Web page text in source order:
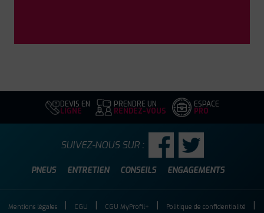
DEVIS EN
LIGNE
PRENDRE UN
RENDEZ-VOUS
ESPACE
PRO
PNEUS ENTRETIEN CONSEILS ENGAGEMENTS
SUIVEZ-NOUS SUR :
Mentions légales CGU CGU MyProfil+ Politique de confidentialité